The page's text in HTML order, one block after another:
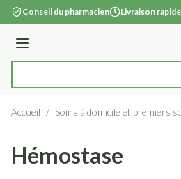
Aller au contenu
Conseil du pharmacien Livraison rapide
Menu
Accueil / Soins à domicile et premiers
Hémostase